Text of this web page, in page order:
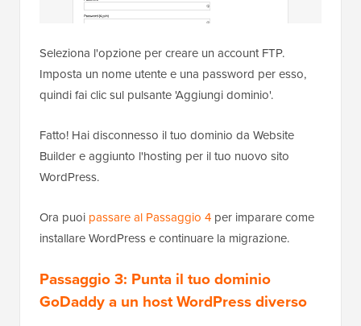
Seleziona l'opzione per creare un account FTP.
Imposta un nome utente e una password per esso,
quindi fai clic sul pulsante 'Aggiungi dominio'.
Fatto! Hai disconnesso il tuo dominio da Website
Builder e aggiunto l'hosting per il tuo nuovo sito
WordPress.
Ora puoi passare al Passaggio 4 per imparare come
installare WordPress e continuare la migrazione.
Passaggio 3: Punta il tuo dominio
GoDaddy a un host WordPress diverso